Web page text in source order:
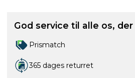
God service til alle os,
Prismatch
365 dages returret